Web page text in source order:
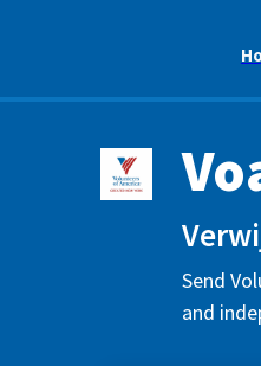
Send
and